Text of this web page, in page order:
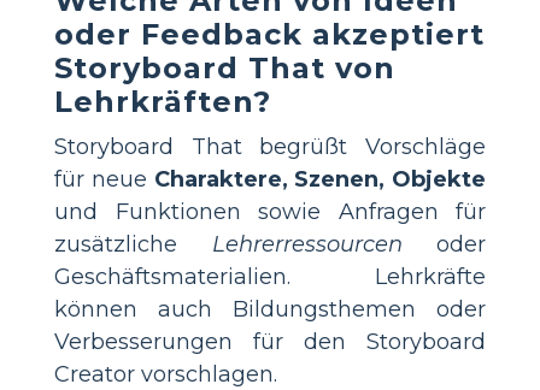
oder Feedback akzeptiert
Storyboard That von
Lehrkräften?
Storyboard That begrüßt Vorschläge
für neue Charaktere, Szenen, Objekte
und Funktionen sowie Anfragen für
zusätzliche Lehrerressourcen oder
Geschäftsmaterialien. Lehrkräfte
können auch Bildungsthemen oder
Verbesserungen für den Storyboard
Creator vorschlagen.